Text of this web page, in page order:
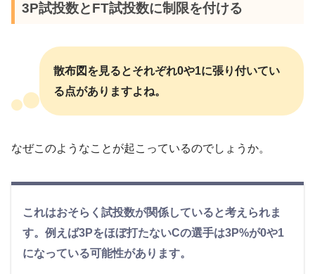
3P試投数とFT試投数に制限を付ける
散布図を見るとそれぞれ0や1に張り付いてい
る点がありますよね。
なぜこのようなことが起こっているのでしょうか。
これはおそらく試投数が関係していると考えられま
す。例えば3Pをほぼ打たないCの選手は3P%が0や1
になっている可能性があります。